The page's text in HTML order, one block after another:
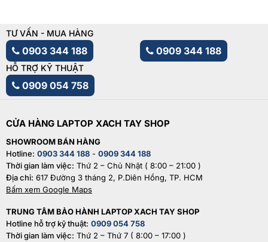
TƯ VẤN - MUA HÀNG
0903 344 188 0909 344 188
HỖ TRỢ KỸ THUẬT
0909 054 758
CỬA HÀNG LAPTOP XACH TAY SHOP
SHOWROOM BÁN HÀNG
Hotline: 0903 344 188 - 0909 344 188
Thời gian làm việc: Thứ 2 – Chủ Nhật ( 8:00 – 21:00 )
Địa chỉ: 617 Đường 3 tháng 2, P.Diên Hồng, TP. HCM
Bấm xem Google Maps
TRUNG TÂM BẢO HÀNH LAPTOP XACH TAY SHOP
Hotline hỗ trợ kỹ thuật: 0909 054 758
Thời gian làm việc: Thứ 2 – Thứ 7 ( 8:00 – 17:00 )